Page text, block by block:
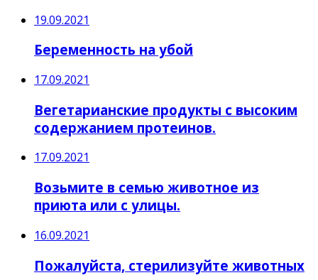
19.09.2021
Беременность на убой
17.09.2021
Вегетарианские продукты с высоким
содержанием протеинов.
17.09.2021
Возьмите в семью животное из
приюта или с улицы.
16.09.2021
Пожалуйста, стерилизуйте животных